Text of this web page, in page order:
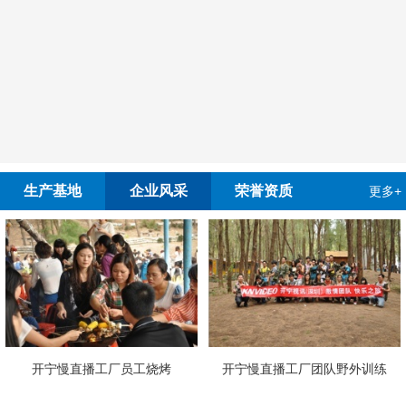
生产基地 企业风采 荣誉资质 更多+
员工烧烤
开宁慢直播工厂团队野外训练